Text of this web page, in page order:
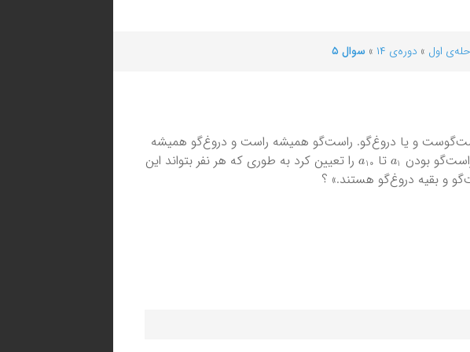
اول » دوره‌ی ۱۴ » سوال ۵
و یا دروغ‌گو. راست‌گو همیشه راست و دروغ‌گو همیشه
بودن a 1 تا a10 را تعیین کرد به طوری که هر نفر بتواند این